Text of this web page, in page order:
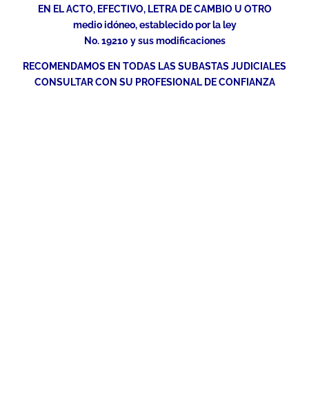
EN EL ACTO, EFECTIVO, LETRA DE CAMBIO U OTRO
medio idóneo, establecido por la ley
No. 19210 y sus modificaciones
RECOMENDAMOS EN TODAS LAS SUBASTAS JUDICIALES
CONSULTAR CON SU PROFESIONAL DE CONFIANZA